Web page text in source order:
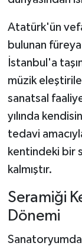
Atatürk'ün
bulunan
İstanbul'a
müzik
sanatsal
yılında
tedavi
kentindeki bir
kalmıştır.
Seramiği
Dönemi